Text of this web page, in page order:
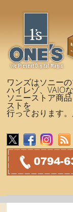
ワンズはソニー
ハイレゾ、VAIO
ソニーストア商
ストを
行っております